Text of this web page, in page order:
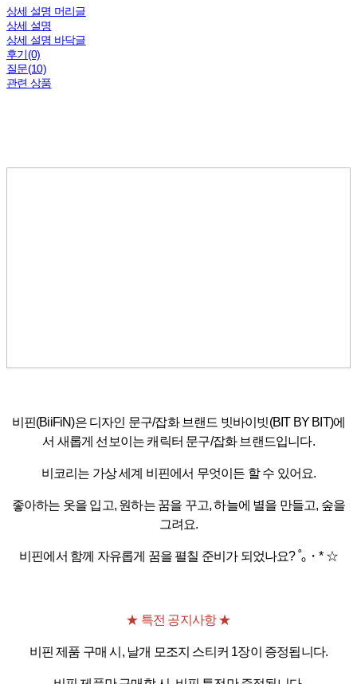
상세 설명 머리글
상세 설명
상세 설명 바닥글
후기(0)
질문(10)
관련 상품
비핀(BiiFiN)은 디자인 문구/잡화 브랜드 빗바이빗(BIT BY BIT)에
서 새롭게 선보이는 캐릭터 문구/잡화 브랜드입니다.
비코리는 가상 세계 비핀에서 무엇이든 할 수 있어요.
좋아하는 옷을 입고, 원하는 꿈을 꾸고, 하늘에 별을 만들고, 숲을
그려요.
비핀에서 함께 자유롭게 꿈을 펼칠 준비가 되었나요? ˚｡・* ☆
★ 특전 공지사항 ★
비핀 제품 구매 시, 날개 모조지 스티커 1장이 증정됩니다.